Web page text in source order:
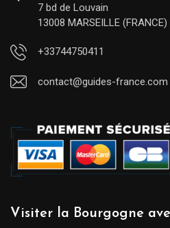
7 bd de Louvain
13008 MARSEILLE (FRANCE)
+33744750411
contact@guides-france.com
Visiter la Bourgogne